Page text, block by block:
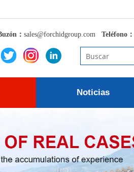
： sales@forchidgroup.com Teléfono：
Noticias